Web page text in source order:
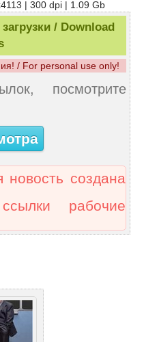
| 300 dpi | 1.09 Gb
/ Download
/ For personal use only!
посмотрите
новость создана
рабочие